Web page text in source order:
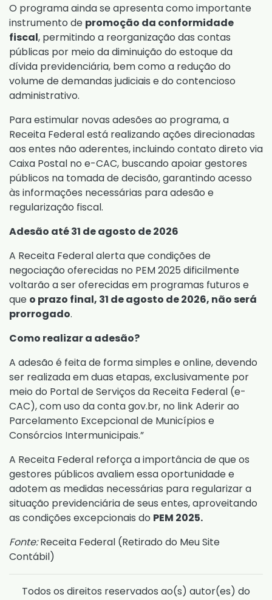
O programa ainda se apresenta como importante
instrumento de promoção da conformidade
fiscal, permitindo a reorganização das contas
públicas por meio da diminuição do estoque da
dívida previdenciária, bem como a redução do
volume de demandas judiciais e do contencioso
administrativo.
Para estimular novas adesões ao programa, a
Receita Federal está realizando ações direcionadas
aos entes não aderentes, incluindo contato direto via
Caixa Postal no e-CAC, buscando apoiar gestores
públicos na tomada de decisão, garantindo acesso
às informações necessárias para adesão e
regularização fiscal.
Adesão até 31 de agosto de 2026
A Receita Federal alerta que condições de
negociação oferecidas no PEM 2025 dificilmente
voltarão a ser oferecidas em programas futuros e
que o prazo final, 31 de agosto de 2026, não será
prorrogado.
Como realizar a adesão?
A adesão é feita de forma simples e online, devendo
ser realizada em duas etapas, exclusivamente por
meio do Portal de Serviços da Receita Federal (e-
CAC), com uso da conta gov.br, no linkAderir ao
Parcelamento Excepcional de Municípios e
Consórcios Intermunicipais.”
A Receita Federal reforça a importância de que os
gestores públicos avaliem essa oportunidade e
adotem as medidas necessárias para regularizar a
situação previdenciária de seus entes, aproveitando
as condições excepcionais do PEM 2025.
Fonte:Receita Federal (Retirado do Meu Site
Contábil)
Todos os direitos reservados ao(s) autor(es) do